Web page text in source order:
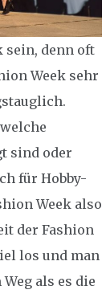
sein, denn oft
Week sehr
sind oder
für Hobby-
Week also
der Fashion
los und man
als es die